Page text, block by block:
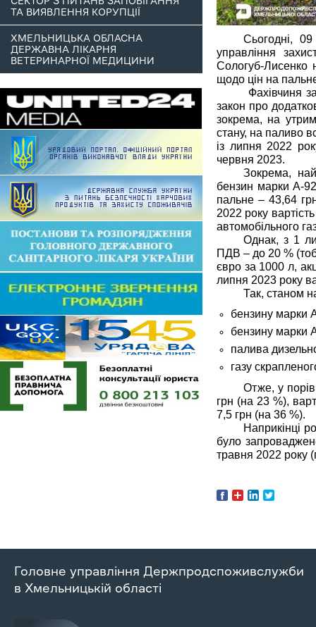
ТА ВИЯВЛЕННЯ КОРУПЦІЇ
ХМЕЛЬНИЦЬКА ОБЛАСНА
ДЕРЖАВНА ЛІКАРНЯ
ВЕТЕРИНАРНОЇ МЕДИЦИНИ
Сьогодні,
управління
Сологуб-Лисенко
щодо цін на
Фахівчиня
закон про
зокрема, на
стану, на паливо
із липня 2022
червня 2023.
Зокрема,
бензин марки А-
пальне – 43,64
2022 року
автомобільного
Однак, з 1
ПДВ – до 20 %
євро за 1000 л,
липня 2023 року
Так, станом
бензину марки
бензину марки
палива
газу
Отже, у
грн (на 23 %),
7,5 грн (на 36 %).
Наприкінці
було
травня 2022 року
Головне управління Держпродспоживслужби
в Хмельницькій області